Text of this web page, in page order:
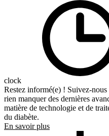
clock
Restez informé(e) ! Suivez-nous
rien manquer des dernières
matière de technologie et de
du diabète.
En savoir plus